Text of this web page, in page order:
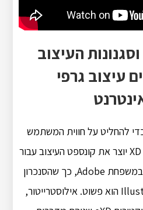
העיצוב
עיצוב גרפי
להחליט על חווית המשתמש
וסגנונות העיצוב של האתר. XD יוצר את קונספט העיצוב עבור
יישומים. מאז-XD הוא חבר במשפחת Adobe, כך שהסנכרון
עם Photoshop או Illustrator הוא פשוט. אילוסטרייטור,